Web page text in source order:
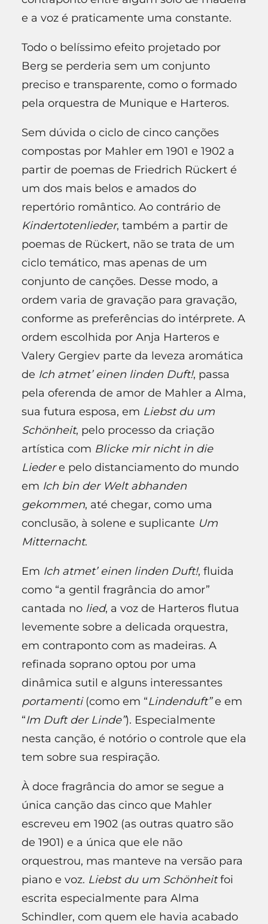
e a voz é praticamente uma constante.
Todo o belíssimo efeito projetado por
Berg se perderia sem um conjunto
preciso e transparente, como o formado
pela orquestra de Munique e Harteros.
Sem dúvida o ciclo de cinco canções
compostas por Mahler em 1901 e 1902 a
partir de poemas de Friedrich Rückert é
um dos mais belos e amados do
repertório romântico. Ao contrário de
Kindertotenlieder, também a partir de
poemas de Rückert, não se trata de um
ciclo temático, mas apenas de um
conjunto de canções. Desse modo, a
ordem varia de gravação para gravação,
conforme as preferências do intérprete. A
ordem escolhida por Anja Harteros e
Valery Gergiev parte da leveza aromática
de Ich atmet’ einen linden Duft!, passa
pela oferenda de amor de Mahler a Alma,
sua futura esposa, em Liebst du um
Schönheit, pelo processo da criação
artística com Blicke mir nicht in die
Liedere pelo distanciamento do mundo
em Ich bin der Welt abhanden
gekommen, até chegar, como uma
conclusão, à solene e suplicante Um
Mitternacht.
Em Ich atmet’ einen linden Duft!, fluida
como “a gentil fragrância do amor”
cantada no lied, a voz de Harteros flutua
levemente sobre a delicada orquestra,
em contraponto com as madeiras. A
refinada soprano optou por uma
dinâmica sutil e alguns interessantes
portamenti(como em “Lindenduft”e em
“Im Duft der Linde”). Especialmente
nesta canção, é notório o controle que ela
tem sobre sua respiração.
À doce fragrância do amor se segue a
única canção das cinco que Mahler
escreveu em 1902 (as outras quatro são
de 1901) e a única que ele não
orquestrou, mas manteve na versão para
piano e voz. Liebst du um Schönheitfoi
escrita especialmente para Alma
Schindler, com quem ele havia acabado